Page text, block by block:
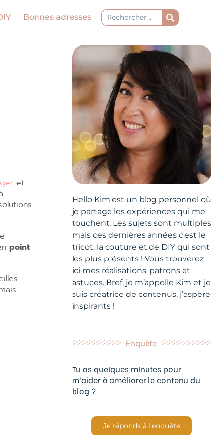
Bonnes adresses Rechercher
et
point
Hello Kim est un blog personnel où
je partage les expériences qui me
touchent. Les sujets sont multiples
mais ces dernières années c’est le
tricot, la couture et de DIY qui sont
les plus présents ! Vous trouverez
ici mes réalisations, patrons et
astuces. Bref, je m’appelle Kim et je
suis créatrice de contenus, j’espère
inspirants !
Enquête
Tu as quelques minutes pour
m’aider à améliorer le contenu du
blog ?
Je réponds à l'enquête